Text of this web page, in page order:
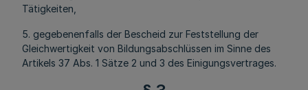
Tätigkeiten,
5. gegebenenfalls der Bescheid zur Feststellung der
Gleichwertigkeit von Bildungsabschlüssen im Sinne des
Artikels 37 Abs. 1 Sätze 2 und 3 des Einigungsvertrages.